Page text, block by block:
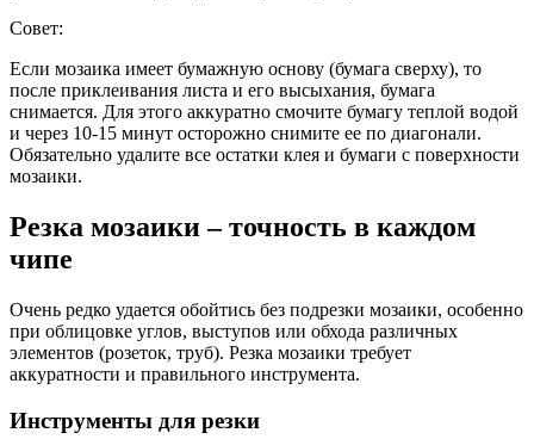
Совет:
Если мозаика имеет бумажную основу (бумага сверху), то
после приклеивания листа и его высыхания, бумага
снимается. Для этого аккуратно смочите бумагу теплой водой
и через 10-15 минут осторожно снимите ее по диагонали.
Обязательно удалите все остатки клея и бумаги с поверхности
мозаики.
Резка мозаики – точность в каждом
чипе
Очень редко удается обойтись без подрезки мозаики, особенно
при облицовке углов, выступов или обхода различных
элементов (розеток, труб). Резка мозаики требует
аккуратности и правильного инструмента.
Инструменты для резки